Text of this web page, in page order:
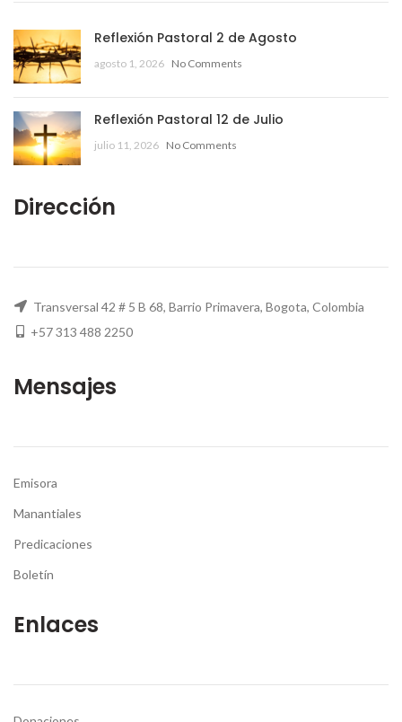
Reflexión Pastoral 2 de Agosto
agosto 1, 2026 No Comments
Reflexión Pastoral 12 de Julio
julio 11, 2026 No Comments
Dirección
Transversal 42 # 5 B 68, Barrio Primavera, Bogota, Colombia
+57 313 488 2250
Mensajes
Emisora
Manantiales
Predicaciones
Boletín
Enlaces